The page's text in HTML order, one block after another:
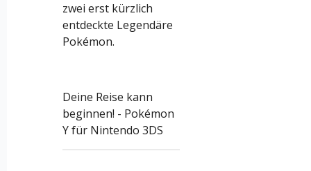
zwei erst kürzlich
entdeckte Legendäre
Pokémon.
Deine Reise kann
beginnen! - Pokémon
Y für Nintendo 3DS